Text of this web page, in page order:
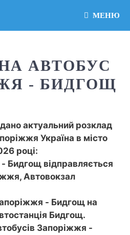
МЕНЮ
АВТОБУС
- БИДГОЩ
актуальний розклад
Україна в місто
році:
Бидгощ відправляється
Автовокзал
- Бидгощ на
Бидгощ.
Запоріжжя -